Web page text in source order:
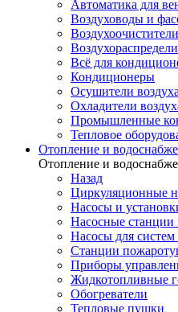
Автоматика для
Воздуховоды и
Воздухоочистители
Всё для
Кондиционеры
Осушители воздуха
Охладители
Промышленные
Тепловое
Отопление и
Отопление и
Назад
Циркуляционные
Насосы и
Насосные станции
Насосы для
Станции
Приборы
Жидкотопливные
Обогреватели
Тепловые пушки